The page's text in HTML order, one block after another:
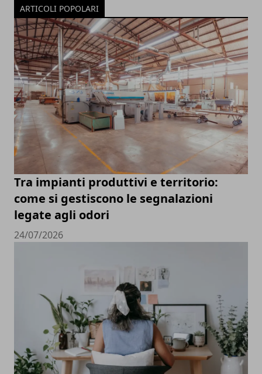
ARTICOLI POPOLARI
Tra impianti produttivi e territorio:
come si gestiscono le segnalazioni
legate agli odori
24/07/2026